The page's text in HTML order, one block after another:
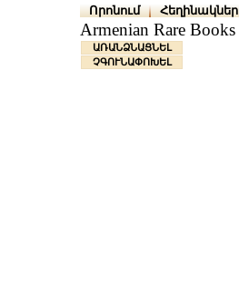
Որոնում Հեղինակներ
Armenian Rare Books
ԱՌԱՆՁՆԱՑՆԵԼ
ՉԳՈՒՆԱՓՈԽԵԼ